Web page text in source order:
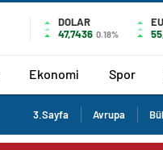
DOLAR
47,7436 0.18%
Ekonomi Spor
3.Sayfa Avrupa